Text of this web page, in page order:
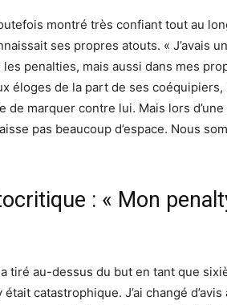
montré très confiant tout au
ses propres atouts. « J’avais
penalties, mais aussi dans mes
éloges de la part de ses coéquipiers,
de marquer contre lui. Mais lors
pas beaucoup d’espace. Nous
: « Mon
tiré au-dessus du but en tant que
catastrophique. J’ai changé